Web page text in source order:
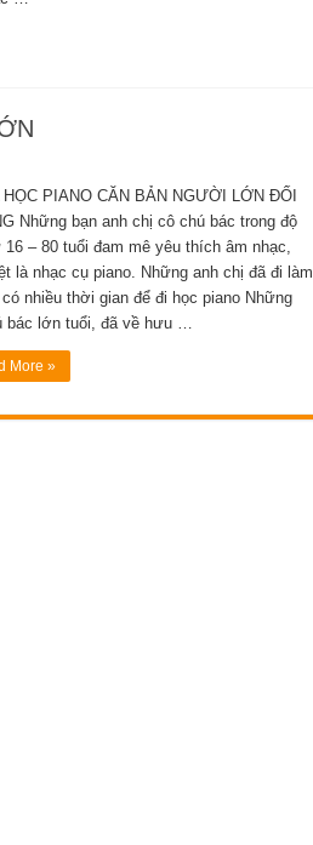
HỌC PIANO CĂN BẢN NGƯỜI LỚN ĐỐI
Những bạn anh chị cô chú bác trong độ
– 80 tuổi đam mê yêu thích âm nhạc,
là nhạc cụ piano. Những anh chị đã đi làm
có nhiều thời gian để đi học piano Những
bác lớn tuổi, đã về hưu …
More »